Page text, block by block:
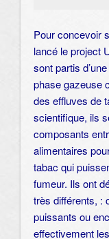
Pour concevoir
lancé le project
sont partis
phase gazeuse
des effluves de
scientifique, ils
composants
alimentaires
tabac qui
fumeur. Ils ont
très différents, :
puissants ou
effectivement